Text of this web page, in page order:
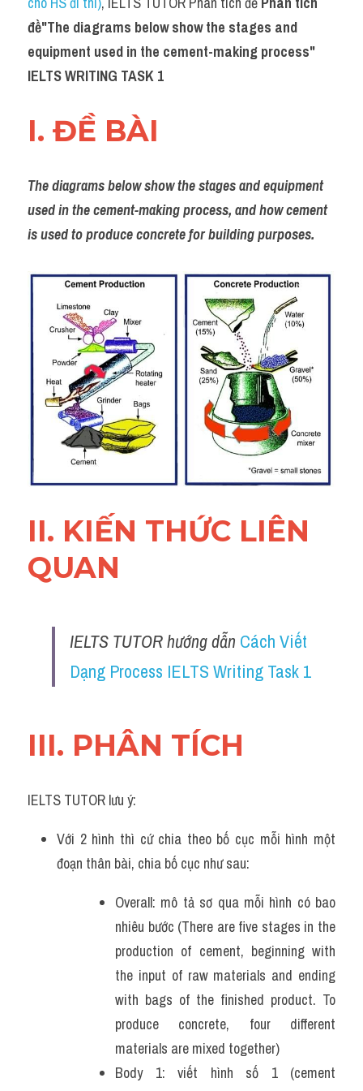
Task 2
Từ vựng theo topic
Từ vựng theo Topic
Grammar
Cam
Environment
Process
Task 1
Đề thi IELTS thật
Advice
IELTS Advice
Đề thi thật Task 2
Listening
Speaking
Reading
Business
đề"The diagrams below show the stages and
equipment used in the cement-making process"
IELTS WRITING TASK 1
I. ĐỀ BÀI
The diagrams below show the stages and equipment
used in the cement-making process, and how cement
is used to produce concrete for building purposes.
II. KIẾN THỨC LIÊN
QUAN
IELTS TUTOR hướng dẫn Cách Viết
Dạng Process IELTS Writing Task 1
III. PHÂN TÍCH
IELTS TUTOR lưu ý:
Với 2 hình thì cứ chia theo bố cục mỗi hình một
đoạn thân bài, chia bố cục như sau:
Overall: mô tả sơ qua mỗi hình có bao
nhiêu bước (There are five stages in the
production of cement, beginning with
the input of raw materials and ending
with bags of the finished product. To
produce concrete, four different
materials are mixed together)
Body 1: viết hình số 1 (cement